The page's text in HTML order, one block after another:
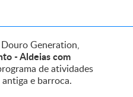
Generation,
- Aldeias com
de atividades
e barroca.